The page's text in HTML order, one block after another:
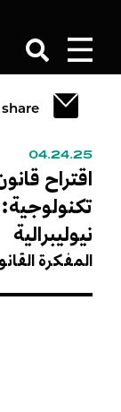
share
04.24.25
اقتراح
نيوليبرالية
المفكرة